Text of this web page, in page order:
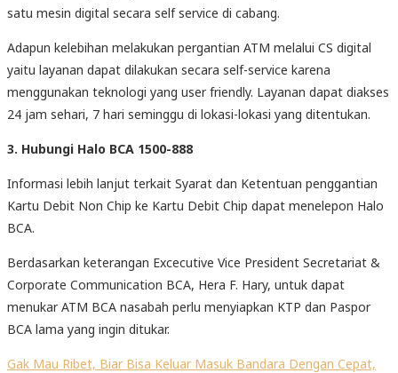
satu mesin digital secara self service di cabang.
Adapun kelebihan melakukan pergantian ATM melalui CS digital
yaitu layanan dapat dilakukan secara self-service karena
menggunakan teknologi yang user friendly. Layanan dapat diakses
24 jam sehari, 7 hari seminggu di lokasi-lokasi yang ditentukan.
3. Hubungi Halo BCA 1500-888
Informasi lebih lanjut terkait Syarat dan Ketentuan penggantian
Kartu Debit Non Chip ke Kartu Debit Chip dapat menelepon Halo
BCA.
Berdasarkan keterangan Excecutive Vice President Secretariat &
Corporate Communication BCA, Hera F. Hary, untuk dapat
menukar ATM BCA nasabah perlu menyiapkan KTP dan Paspor
BCA lama yang ingin ditukar.
Gak Mau Ribet, Biar Bisa Keluar Masuk Bandara Dengan Cepat,